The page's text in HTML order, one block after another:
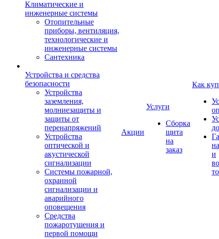
Климатические и
инженерные системы
Отопительные
приборы, вентиляция,
технологические и
инженерные системы
Сантехника
Устройства и средства
безопасности
Устройства
заземления,
молниезащиты и
защиты от
перенапряжений
Устройства
оптической и
акустической
сигнализации
Системы пожарной,
охранной
сигнализации и
аварийного
оповещения
Средства
пожаротушения и
первой помощи
Акции
Услуги
Сборка
щита
на
заказ
Как
и